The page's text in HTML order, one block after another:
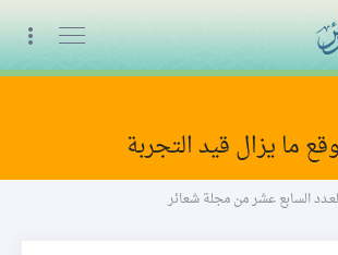
البث المباشر
ما يزال قيد التجربة
السابع عشر من مجلة شعائر